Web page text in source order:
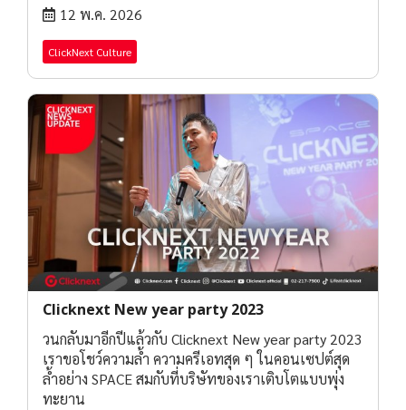
12 พ.ค. 2026
ClickNext Culture
Clicknext New year party 2023
วนกลับมาอีกปีแล้วกับ Clicknext New year party 2023
เราขอโชว์ความล้ำ ความครีเอทสุด ๆ ในคอนเซปต์สุด
ล้ำอย่าง SPACE สมกับที่บริษัทของเราเติบโตแบบพุ่ง
ทะยาน